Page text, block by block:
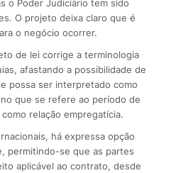
o Poder Judiciário tem sido
O projeto deixa claro que é
o negócio ocorrer.
de lei corrige a terminologia
afastando a possibilidade de
possa ser interpretado como
que se refere ao período de
relação empregatícia.
há expressa opção
permitindo-se que as partes
aplicável ao contrato, desde